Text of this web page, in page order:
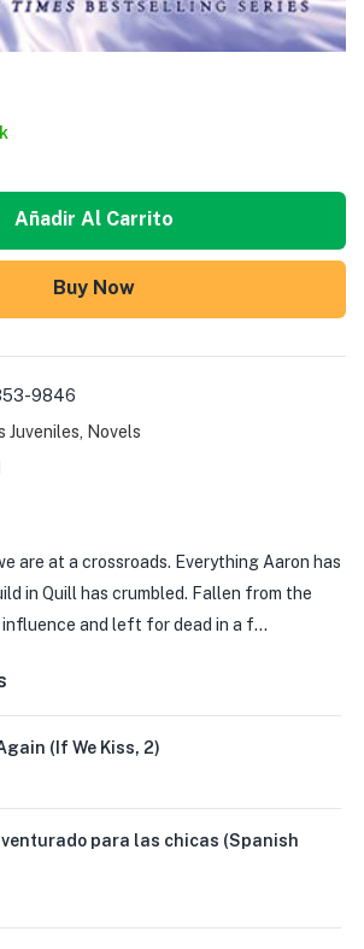
Añadir Al Carrito
Buy Now
9846
Juveniles
Novels
are at a crossroads. Everything Aaron has
in Quill has crumbled. Fallen from the
and left for dead in a f…
(If We Kiss, 2)
para las chicas (Spanish